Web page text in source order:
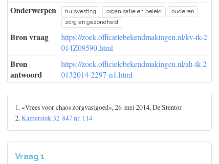
Onderwerpen
huisvesting organisatie en beleid
ouderen
zorg en gezondheid
Bron vraag
https://zoek.officielebekendmakingen.nl/kv-tk-2
014Z09590.html
Bron
antwoord
https://zoek.officielebekendmakingen.nl/ah-tk-2
0132014-2297-n1.html
1. «Vrees voor chaos zorgvastgoed», 26 mei 2014, De Stentor
2.Kamerstuk 32 847 nr. 114
Vraag 1